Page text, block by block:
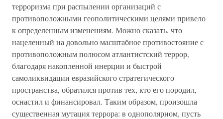
терроризма при распылении организаций с
противоположными геополитическими целями привело
к определенным изменениям. Можно сказать, что
нацеленный на довольно масштабное противостояние с
противоположным полюсом атлантистский террор,
благодаря накопленной инерции и быстрой
самоликвидации евразийского стратегического
пространства, обратился против тех, кто его породил,
оснастил и финансировал. Таким образом, произошла
существенная мутация террора: в однополярном, пусть